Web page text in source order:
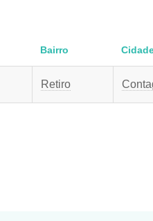
Bairro
Retiro